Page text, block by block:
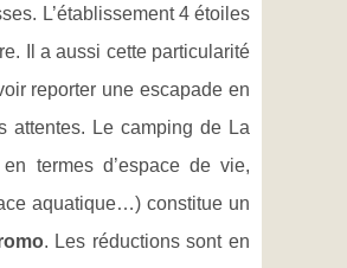
L’établissement 4 étoiles
Il a aussi cette particularité
reporter une escapade en
attentes. Le camping de La
termes d’espace de vie,
aquatique…) constitue un
. Les réductions sont en